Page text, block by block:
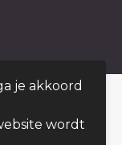
2026
je akkoord
wordt